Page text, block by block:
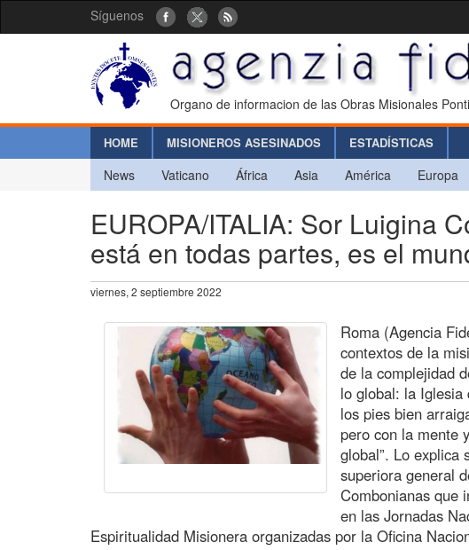
Síguenos
Organo de informacion de las Obras Misionales
HOME MISIONEROS ASESINADOS ESTADÍSTICAS
News Vaticano África Asia América Europa
EUROPA/ITALIA: Sor Luigina
está en todas partes, es el
viernes, 2 septiembre 2022
Roma (Agencia
contextos de la
de la complejidad
lo global: la
los pies bien
pero con la mente
global”. Lo explica
superiora general
Combonianas que
en las Jornadas
Espiritualidad Misionera organizadas por la Oficina